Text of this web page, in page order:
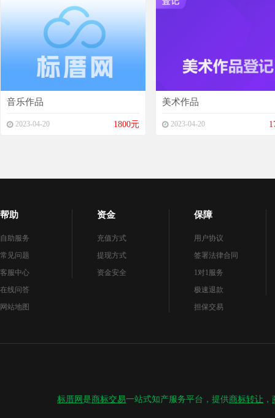
音乐作品
2023-04-20 1800元
美术作品
2023-04-20
帮助
自助服务
常见问题
客服中心
在线问答
网站地图
资金
充值方式
提现方式
资金安全
保障
用户协议
签署法律合同
1对1服务
极速退款
担保交易
标厝网 是商标交易一站式知产服务平台，提供商标转让 ，